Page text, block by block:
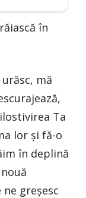
în
mă
Ta
lor şi fă-o
în deplină
greşesc